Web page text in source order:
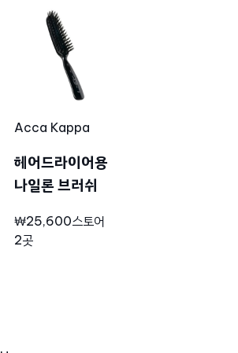
Acca Kappa
헤어드라이어용
나일론 브러쉬
₩25,600스토어
2곳